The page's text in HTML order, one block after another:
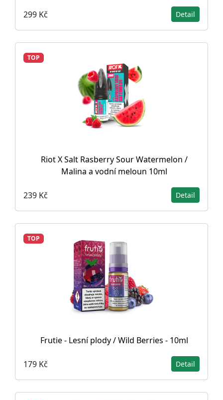
299 Kč Detail
TOP
Riot X Salt Rasberry Sour Watermelon /
Malina a vodní meloun 10ml
239 Kč Detail
TOP
Frutie - Lesní plody / Wild Berries - 10ml
179 Kč Detail